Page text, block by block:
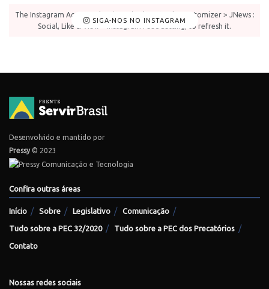
SIGA-NOS NO INSTAGRAM
The Instagram Access Token is expired, Go to the Customizer > JNews :
Social, Like & View > Instagram Feed Setting, to refresh it.
Desenvolvido e mantido por
Pressy © 2023
Confira outras áreas
Início Sobre Legislativo Comunicação
Tudo sobre a PEC 32/2020 Tudo sobre a PEC dos Precatórios
Contato
Nossas redes sociais